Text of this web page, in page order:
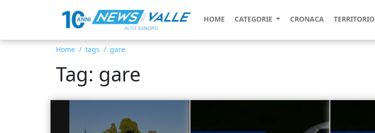
HOME CATEGORIE CRONACA TERRITORIO
Home tags gare
Tag: gare